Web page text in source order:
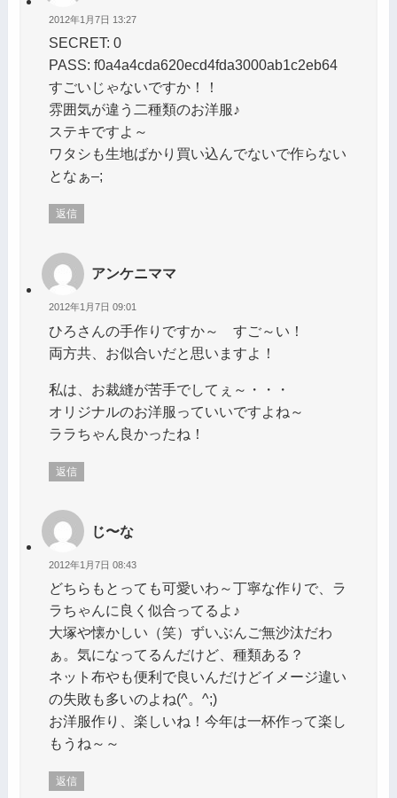
2012年1月7日 13:27
SECRET: 0
PASS: f0a4a4cda620ecd4fda3000ab1c2eb64
すごいじゃないですか！！
雰囲気が違う二種類のお洋服♪
ステキですよ～
ワタシも生地ばかり買い込んでないで作らない
となぁ–;
返信
アンケニママ
2012年1月7日 09:01
ひろさんの手作りですか～ すご～い！
両方共、お似合いだと思いますよ！
私は、お裁縫が苦手でしてぇ～・・・
オリジナルのお洋服っていいですよね～
ララちゃん良かったね！
返信
じ〜な
2012年1月7日 08:43
どちらもとっても可愛いわ～丁寧な作りで、ラ
ラちゃんに良く似合ってるよ♪
大塚や懐かしい（笑）ずいぶんご無沙汰だわ
ぁ。気になってるんだけど、種類ある？
ネット布やも便利で良いんだけどイメージ違い
の失敗も多いのよね(^。^;)
お洋服作り、楽しいね！今年は一杯作って楽し
もうね～～
返信